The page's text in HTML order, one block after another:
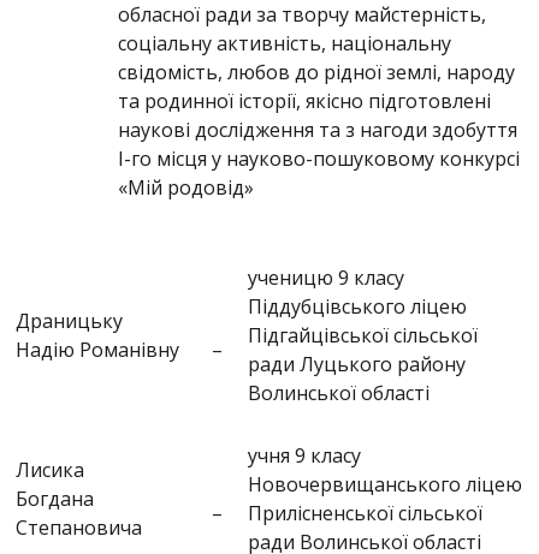
обласної ради за творчу майстерність,
соціальну активність, національну
свідомість, любов до рідної землі, народу
та родинної історії, якісно підготовлені
наукові дослідження та з нагоди здобуття
І-го місця у науково-пошуковому конкурсі
«Мій родовід»
Драницьку
Надію Романівну
–
ученицю 9 класу
Піддубцівського ліцею
Підгайцівської сільської
ради Луцького району
Волинської області
Лисика
Богдана
Степановича
–
учня 9 класу
Новочервищанського ліцею
Прилісненської сільської
ради Волинської області